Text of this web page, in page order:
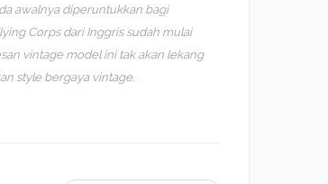
awalnya diperuntukkan bagi
Corps dari Inggris sudah mulai
vintage model ini tak akan lekang
style bergaya vintage.